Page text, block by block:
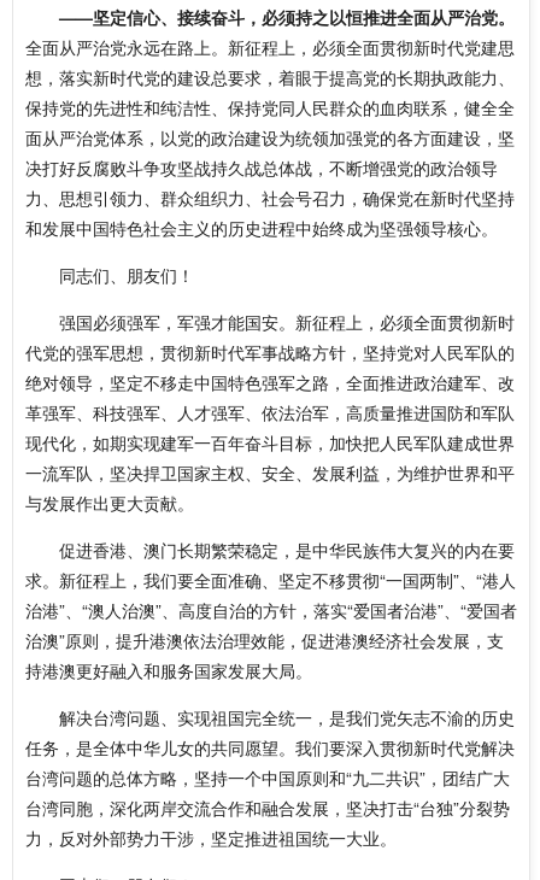
——坚定信心、接续奋斗，必须持之以恒推进全面从严治党。
全面从严治党永远在路上。新征程上，必须全面贯彻新时代党建思
想，落实新时代党的建设总要求，着眼于提高党的长期执政能力、
保持党的先进性和纯洁性、保持党同人民群众的血肉联系，健全全
面从严治党体系，以党的政治建设为统领加强党的各方面建设，坚
决打好反腐败斗争攻坚战持久战总体战，不断增强党的政治领导
力、思想引领力、群众组织力、社会号召力，确保党在新时代坚持
和发展中国特色社会主义的历史进程中始终成为坚强领导核心。
同志们、朋友们！
强国必须强军，军强才能国安。新征程上，必须全面贯彻新时
代党的强军思想，贯彻新时代军事战略方针，坚持党对人民军队的
绝对领导，坚定不移走中国特色强军之路，全面推进政治建军、改
革强军、科技强军、人才强军、依法治军，高质量推进国防和军队
现代化，如期实现建军一百年奋斗目标，加快把人民军队建成世界
一流军队，坚决捍卫国家主权、安全、发展利益，为维护世界和平
与发展作出更大贡献。
促进香港、澳门长期繁荣稳定，是中华民族伟大复兴的内在要
求。新征程上，我们要全面准确、坚定不移贯彻“一国两制”、“港人
治港”、“澳人治澳”、高度自治的方针，落实“爱国者治港”、“爱国者
治澳”原则，提升港澳依法治理效能，促进港澳经济社会发展，支
持港澳更好融入和服务国家发展大局。
解决台湾问题、实现祖国完全统一，是我们党矢志不渝的历史
任务，是全体中华儿女的共同愿望。我们要深入贯彻新时代党解决
台湾问题的总体方略，坚持一个中国原则和“九二共识”，团结广大
台湾同胞，深化两岸交流合作和融合发展，坚决打击“台独”分裂势
力，反对外部势力干涉，坚定推进祖国统一大业。